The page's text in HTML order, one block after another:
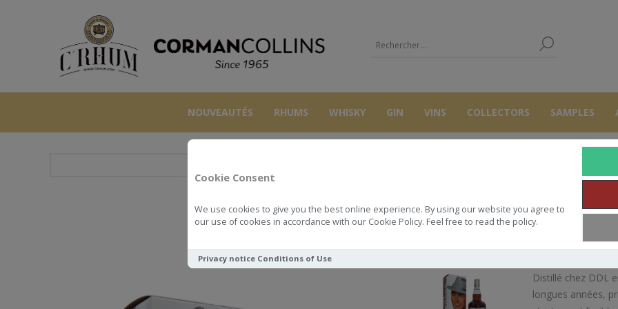
Cookie Consent
We use cookies to give you the best online experience. By using our website you agree to
our use of cookies in accordance with our Cookie Policy. Feel free to read the policy.
Privacy notice Conditions of Use
NOUVEAUTÉS RHUMS WHISKY GIN VINS COLLECTORS SAMPLES
DIAMOND 70 CL 46.6° 1996 25 YO 55 TH
Distillé chez DDL
longues années,